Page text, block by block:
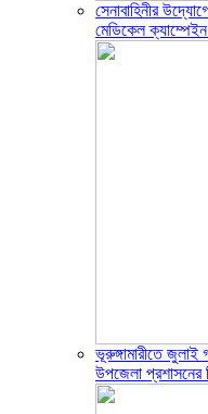
সেনাবাহিনীর
মেডিকেল
ভূরুঙ্গামারীতে জুলাই
উপজেলা প্রশাসনের